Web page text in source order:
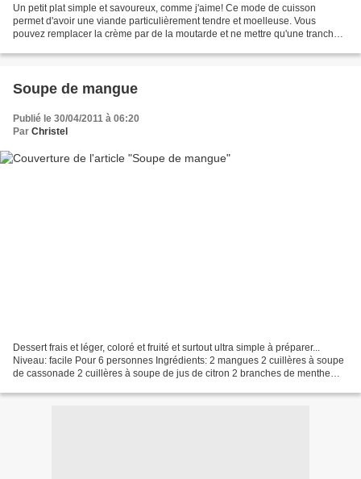
Un petit plat simple et savoureux, comme j'aime! Ce mode de cuisson
permet d'avoir une viande particulièrement tendre et moelleuse. Vous
pouvez remplacer la crème par de la moutarde et ne mettre qu'une tranche
Soupe de mangue
Publié le 30/04/2011 à 06:20
Par Christel
Dessert frais et léger, coloré et fruité et surtout ultra simple à préparer...
Niveau: facile Pour 6 personnes Ingrédients: 2 mangues 2 cuillères à soupe
de cassonade 2 cuillères à soupe de jus de citron 2 branches de menthe